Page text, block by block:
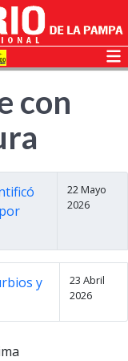
con
22 Mayo
2026
y
23 Abril
2026